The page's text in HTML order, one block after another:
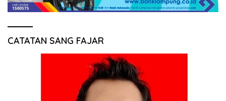
CATATAN SANG FAJAR